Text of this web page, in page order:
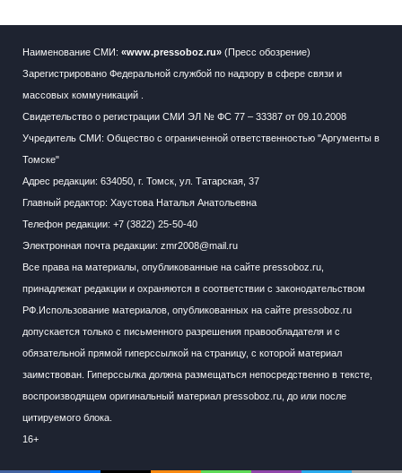
Наименование СМИ: «www.pressoboz.ru» (Пресс обозрение)
Зарегистрировано Федеральной службой по надзору в сфере связи и
массовых коммуникаций .
Свидетельство о регистрации СМИ ЭЛ № ФС 77 – 33387 от 09.10.2008
Учредитель СМИ: Общество с ограниченной ответственностью "Аргументы в
Томске"
Адрес редакции: 634050, г. Томск, ул. Татарская, 37
Главный редактор: Хаустова Наталья Анатольевна
Телефон редакции: +7 (3822) 25-50-40
Электронная почта редакции: zmr2008@mail.ru
Все права на материалы, опубликованные на сайте pressoboz.ru,
принадлежат редакции и охраняются в соответствии с законодательством
РФ.Использование материалов, опубликованных на сайте pressoboz.ru
допускается только с письменного разрешения правообладателя и с
обязательной прямой гиперссылкой на страницу, с которой материал
заимствован. Гиперссылка должна размещаться непосредственно в тексте,
воспроизводящем оригинальный материал pressoboz.ru, до или после
цитируемого блока.
16+